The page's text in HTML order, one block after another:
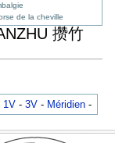
de la cheville
攒竹
1V -3V - Méridien -